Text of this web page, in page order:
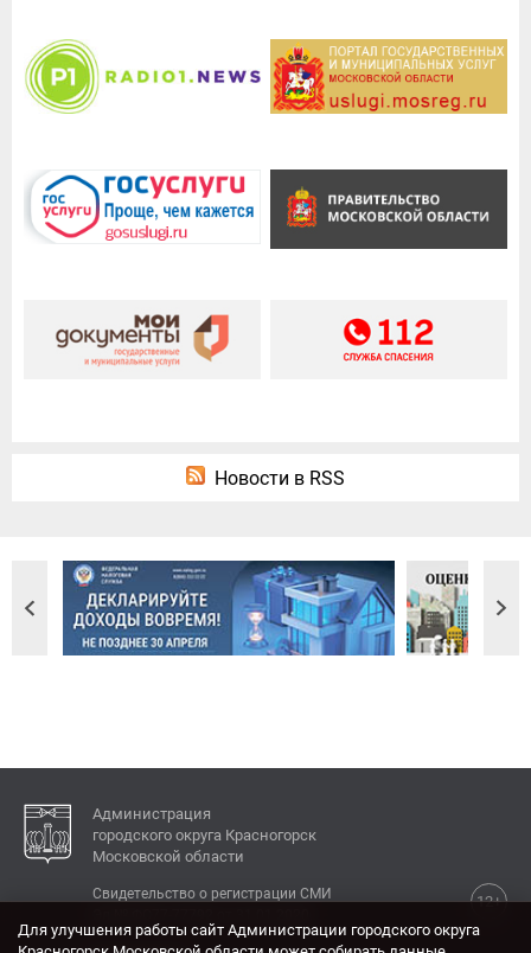
Новости в RSS
Администрация
городского округа Красногорск
Московской области
12+
Свидетельство о регистрации СМИ
Для улучшения работы сайт Администрации городского округа